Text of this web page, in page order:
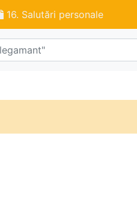
16. Salutări personale